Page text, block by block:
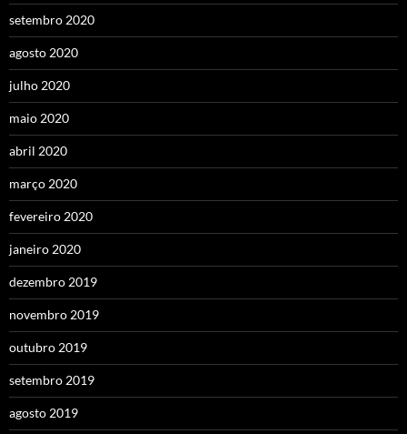
setembro 2020
agosto 2020
julho 2020
maio 2020
abril 2020
março 2020
fevereiro 2020
janeiro 2020
dezembro 2019
novembro 2019
outubro 2019
setembro 2019
agosto 2019